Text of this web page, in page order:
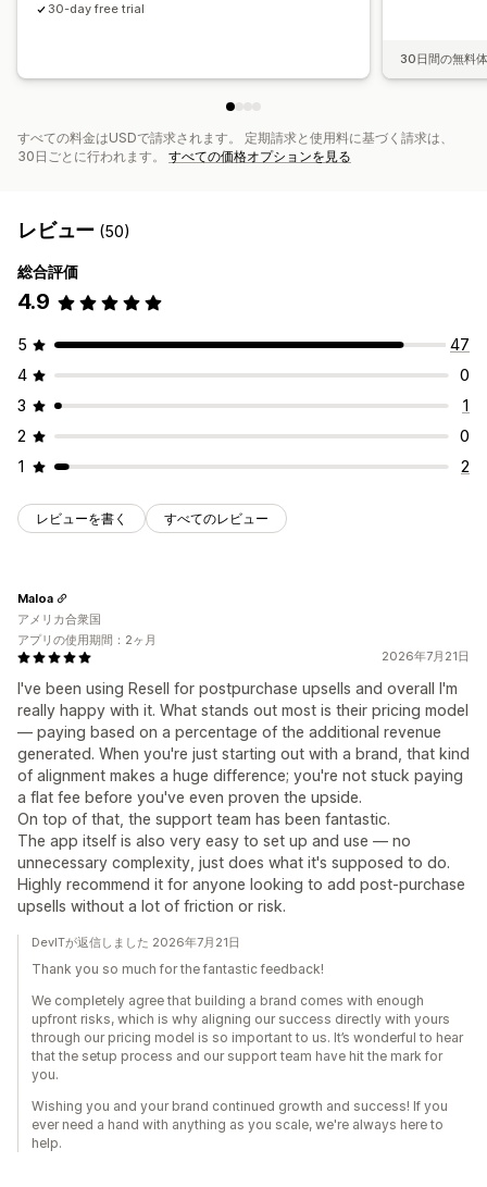
30-day free trial
30日間の無料
すべての料金はUSDで請求されます。 定期請求と使用料に基づく請求は、
30日ごとに行われます。 すべての価格オプションを見る
レビュー (50)
総合評価
4.9
5
47
4
0
3
1
2
0
1
2
レビューを書く すべてのレビュー
2026年7月21日
I've been using Resell for postpurchase upsells and overall I'm
really happy with it. What stands out most is their pricing model
— paying based on a percentage of the additional revenue
generated. When you're just starting out with a brand, that kind
of alignment makes a huge difference; you're not stuck paying
a flat fee before you've even proven the upside.
On top of that, the support team has been fantastic.
The app itself is also very easy to set up and use — no
unnecessary complexity, just does what it's supposed to do.
Highly recommend it for anyone looking to add post-purchase
upsells without a lot of friction or risk.
Maloa
アメリカ合衆国
アプリの使用期間：2ヶ月
DevITが返信しました 2026年7月21日
Thank you so much for the fantastic feedback!
We completely agree that building a brand comes with enough
upfront risks, which is why aligning our success directly with yours
through our pricing model is so important to us. It’s wonderful to hear
that the setup process and our support team have hit the mark for
you.
Wishing you and your brand continued growth and success! If you
ever need a hand with anything as you scale, we're always here to
help.